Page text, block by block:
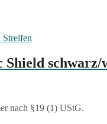
nach §19 (1) UStG.